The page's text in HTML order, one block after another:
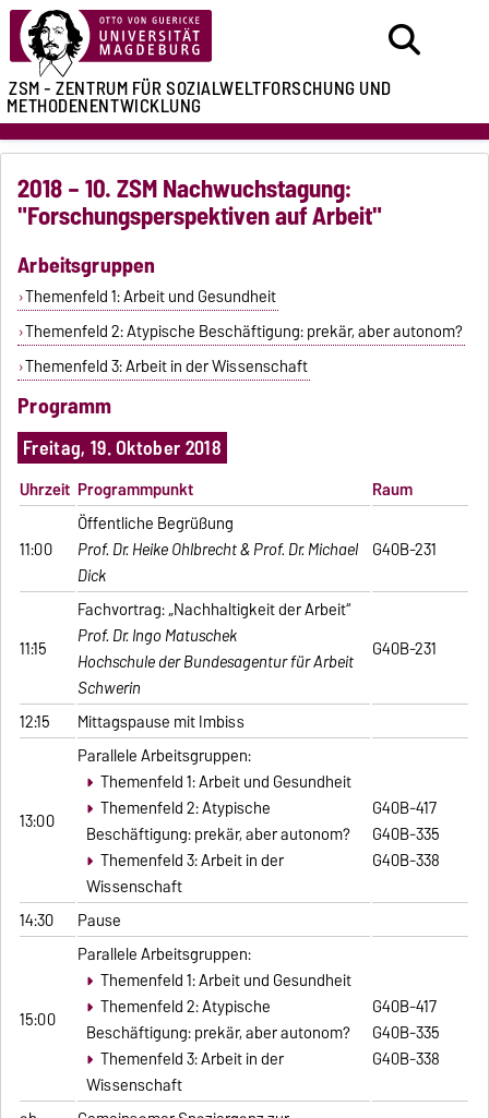
ZSM - ZENTRUM FÜRSOZIALWELTFORSCHUNG UND
METHODENENTWICKLUNG
2018 – 10. ZSM Nachwuchstagung:
"Forschungsperspektiven auf Arbeit"
Arbeitsgruppen
Themenfeld 1: Arbeit und Gesundheit
Themenfeld 2: Atypische Beschäftigung: prekär, aber autonom?
Themenfeld 3: Arbeit in der Wissenschaft
Programm
Freitag, 19. Oktober 2018
Uhrzeit Programmpunkt Raum
11:00
Öffentliche Begrüßung
Prof. Dr. Heike Ohlbrecht & Prof. Dr. Michael
Dick
G40B-231
11:15
Fachvortrag: „Nachhaltigkeit der Arbeit“
Prof. Dr. Ingo Matuschek
Hochschule der Bundesagentur für Arbeit
Schwerin
G40B-231
12:15 Mittagspause mit Imbiss
13:00
Parallele Arbeitsgruppen:
Themenfeld 1: Arbeit und Gesundheit
Themenfeld 2: Atypische
Beschäftigung: prekär, aber autonom?
Themenfeld 3: Arbeit in der
Wissenschaft
G40B-417
G40B-335
G40B-338
14:30 Pause
15:00
Parallele Arbeitsgruppen:
Themenfeld 1: Arbeit und Gesundheit
Themenfeld 2: Atypische
Beschäftigung: prekär, aber autonom?
Themenfeld 3: Arbeit in der
Wissenschaft
G40B-417
G40B-335
G40B-338